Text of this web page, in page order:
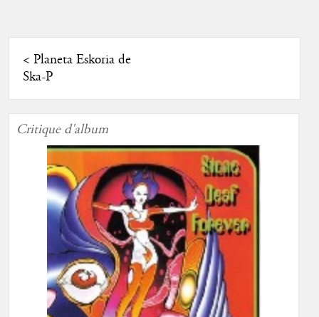
< Planeta Eskoria de
Ska-P
Critique d'album